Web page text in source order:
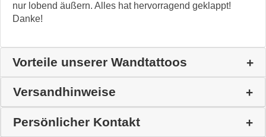
nur lobend äußern. Alles hat hervorragend geklappt!
Danke!
Vorteile unserer Wandtattoos
Versandhinweise
Persönlicher Kontakt